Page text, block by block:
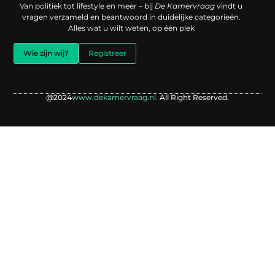
Van politiek tot lifestyle en meer – bijDe Kamervraag vindt u
vragen verzameld en beantwoord in duidelijke categorieën.
Alles wat u wilt weten, op één plek
Wie zijn wij? Registreer
@2024www.dekamervraag.nl. All Right Reserved.